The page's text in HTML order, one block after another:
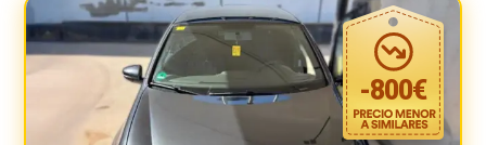
-800€